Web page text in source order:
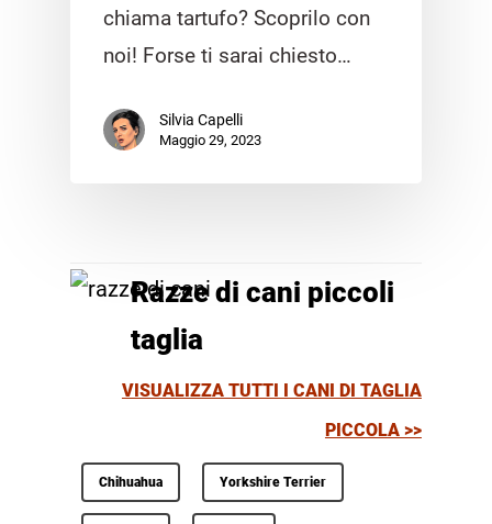
chiama tartufo? Scoprilo con
noi! Forse ti sarai chiesto…
Silvia Capelli
Maggio 29, 2023
Razze di cani piccoli
taglia
VISUALIZZA TUTTI I CANI DI TAGLIA
PICCOLA >>
Chihuahua Yorkshire Terrier